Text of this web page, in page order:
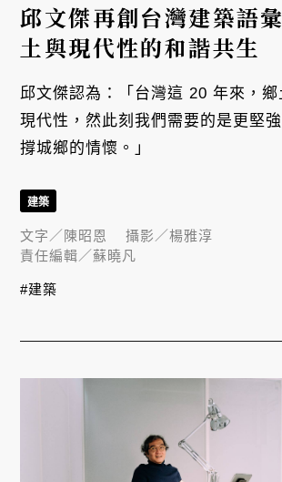
邱文傑再創台灣建築語
土與現代性的和諧共生
邱文傑認為：「台灣這 20 年來，鄉
現代性，然此刻我們需要的是更堅
撐城鄉的情懷。」
建築
文字／ 陳昭恩 攝影／楊雅淳
責任編輯／蘇曉凡
#建築